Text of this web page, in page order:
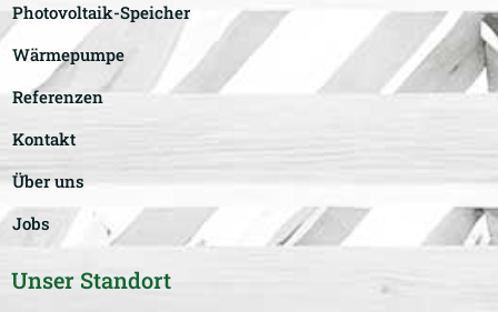
Photovoltaik-Speicher
Wärmepumpe
Referenzen
Kontakt
Über uns
Jobs
Unser Standort